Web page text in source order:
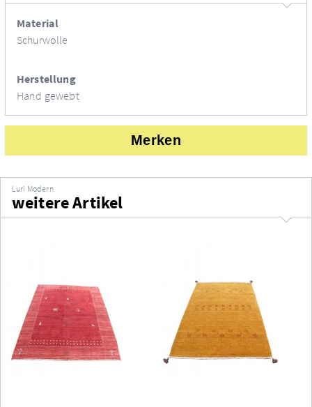
Material
Schurwolle
Herstellung
Hand gewebt
Merken
Luri Modern
weitere Artikel